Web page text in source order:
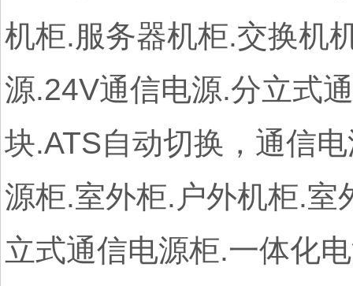
机柜.服务器机柜.交换机
源.24V通信电源.分立式
块.ATS自动切换，通信
源柜.室外柜.户外机柜.室
立式通信电源柜.一体化